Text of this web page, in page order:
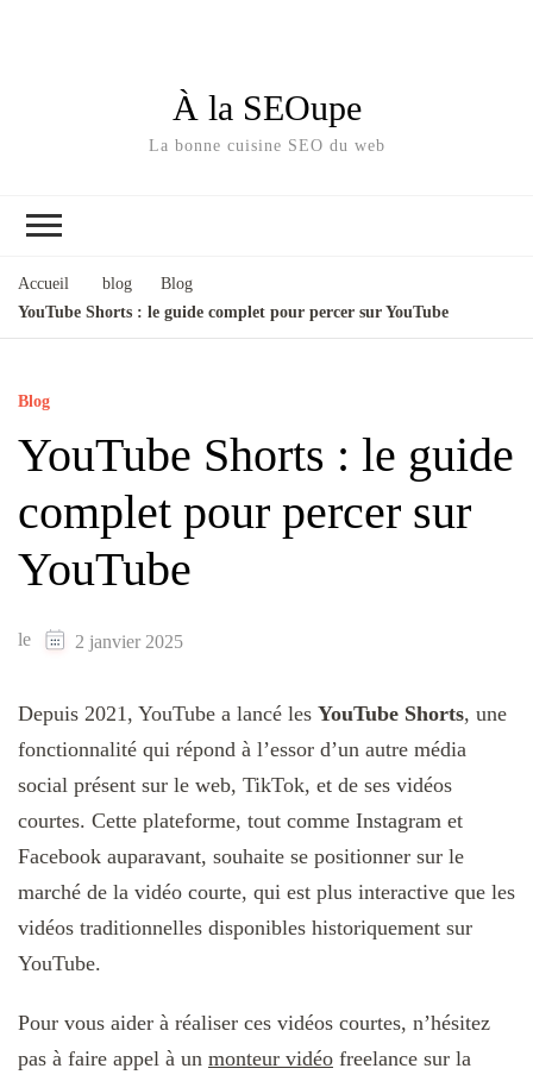
À la SEOupe
La bonne cuisine SEO du web
Accueil blog
Blog
YouTube Shorts : le guide complet pour percer sur YouTube
Blog
YouTube Shorts : le guide
complet pour percer sur
YouTube
le 2 janvier 2025
Depuis 2021, YouTube a lancé les YouTube Shorts, une
fonctionnalité qui répond à l’essor d’un autre média
social présent sur le web, TikTok, et de ses vidéos
courtes. Cette plateforme, tout comme Instagram et
Facebook auparavant, souhaite se positionner sur le
marché de la vidéo courte, qui est plus interactive que les
vidéos traditionnelles disponibles historiquement sur
YouTube.
Pour vous aider à réaliser ces vidéos courtes, n’hésitez
pas à faire appel à un monteur vidéo freelance sur la